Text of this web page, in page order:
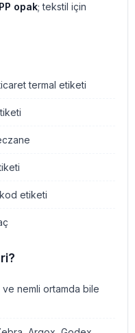
PP opak; tekstil için
termal etiketi
etiketi
nemli ortamda bile